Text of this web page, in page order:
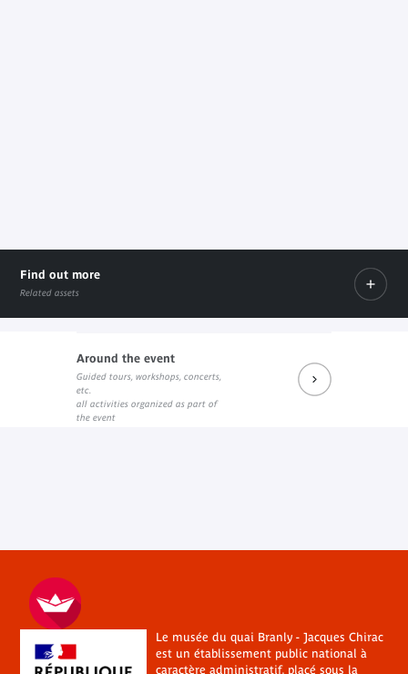
Find out more
Related assets
Prochains rendez-vous du salon de lecture JK
External link
Réécouter les dernières rencontres
External link
Prochains événements sur
External link
Around the event
Guided tours, workshops, concerts,
etc.
all activities organized as part of
the event
Le musée du quai Branly - Jacques Chirac
est un établissement public national à
caractère administratif, placé sous la